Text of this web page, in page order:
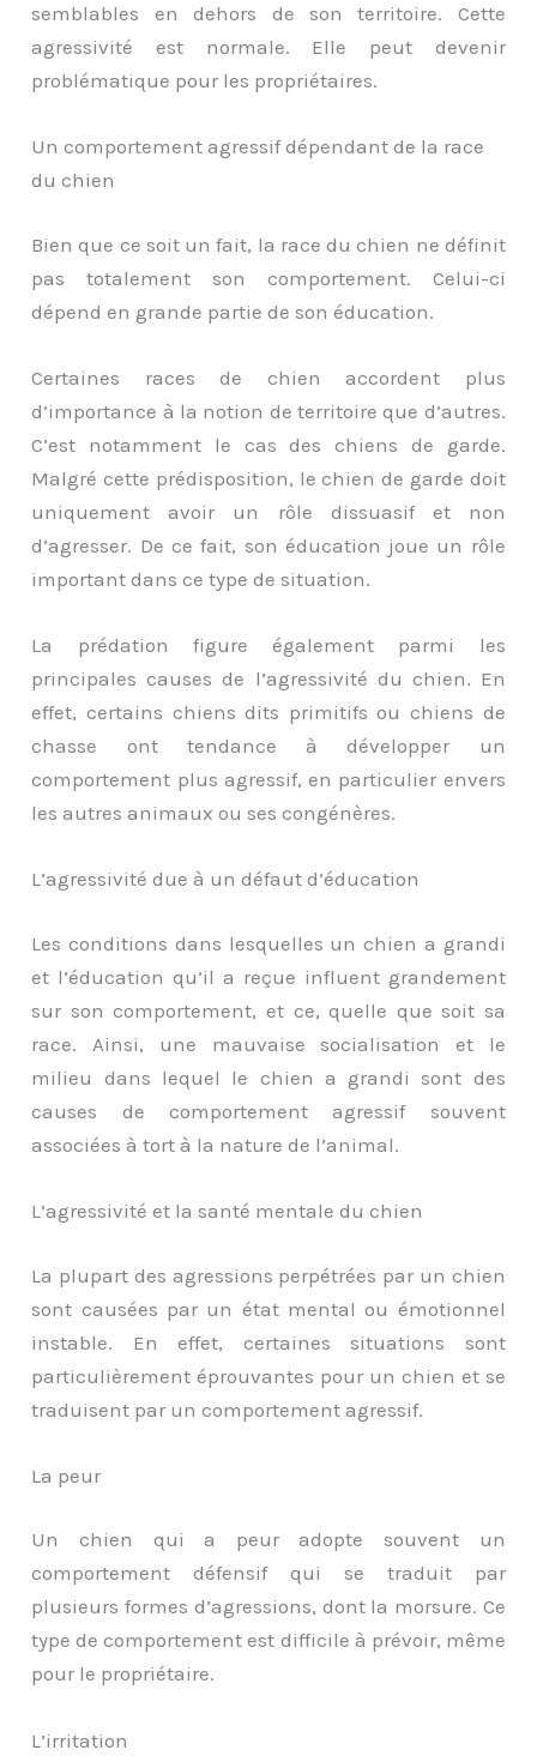
semblables en dehors de son territoire. Cette
agressivité est normale. Elle peut devenir
problématique pour les propriétaires.
Un comportement agressif dépendant de la race
du chien
Bien que ce soit un fait, la race du chien ne définit
pas totalement son comportement. Celui-ci
dépend en grande partie de son éducation.
Certaines races de chien accordent plus
d’importance à la notion de territoire que d’autres.
C’est notamment le cas des chiens de garde.
Malgré cette prédisposition, le chien de garde doit
uniquement avoir un rôle dissuasif et non
d’agresser. De ce fait, son éducation joue un rôle
important dans ce type de situation.
La prédation figure également parmi les
principales causes de l’agressivité du chien. En
effet, certains chiens dits primitifs ou chiens de
chasse ont tendance à développer un
comportement plus agressif, en particulier envers
les autres animaux ou ses congénères.
L’agressivité due à un défaut d’éducation
Les conditions dans lesquelles un chien a grandi
et l’éducation qu’il a reçue influent grandement
sur son comportement, et ce, quelle que soit sa
race. Ainsi, une mauvaise socialisation et le
milieu dans lequel le chien a grandi sont des
causes de comportement agressif souvent
associées à tort à la nature de l’animal.
L’agressivité et la santé mentale du chien
La plupart des agressions perpétrées par un chien
sont causées par un état mental ou émotionnel
instable. En effet, certaines situations sont
particulièrement éprouvantes pour un chien et se
traduisent par un comportement agressif.
La peur
Un chien qui a peur adopte souvent un
comportement défensif qui se traduit par
plusieurs formes d’agressions, dont la morsure. Ce
type de comportement est difficile à prévoir, même
pour le propriétaire.
L’irritation